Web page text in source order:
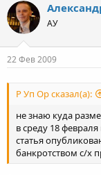
АУ
22 Фев 2009
Р Уп Ор сказал(а):
не знаю куда
в среду 18
статья
банкротством с/х